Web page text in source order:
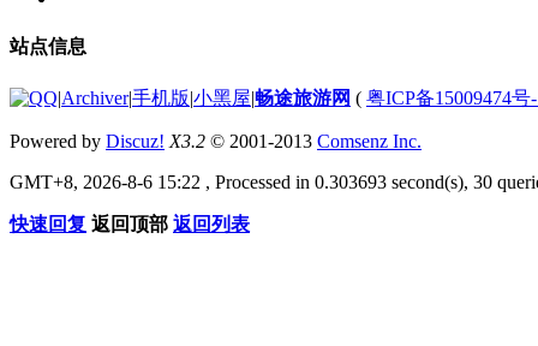
站点信息
|Archiver|手机版|小黑屋|畅途旅游网 ( 粤ICP备15009474号
Powered by Discuz! X3.2 © 2001-2013 Comsenz Inc.
GMT+8, 2026-8-6 15:22 , Processed in 0.303693 second(s), 30
快速回复 返回顶部 返回列表